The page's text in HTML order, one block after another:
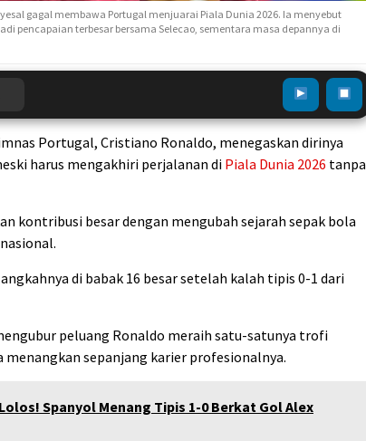
gagal membawa Portugal menjuarai Piala Dunia 2026. Ia menyebut
pencapaian terbesar bersama Selecao, sementara masa depannya di
Portugal, Cristiano Ronaldo, menegaskan dirinya
harus mengakhiri perjalanan diPiala Dunia 2026 tanpa
kontribusi besar dengan mengubah sejarah sepak bola
di babak 16 besar setelah kalah tipis 0-1 dari
peluang Ronaldo meraih satu-satunya trofi
menangkan sepanjang karier profesionalnya.
Spanyol Menang Tipis 1-0 Berkat Gol Alex